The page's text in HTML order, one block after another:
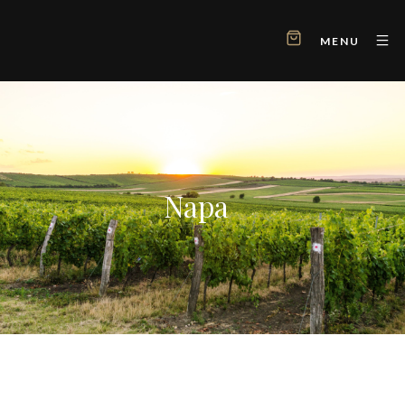
MENU
Napa